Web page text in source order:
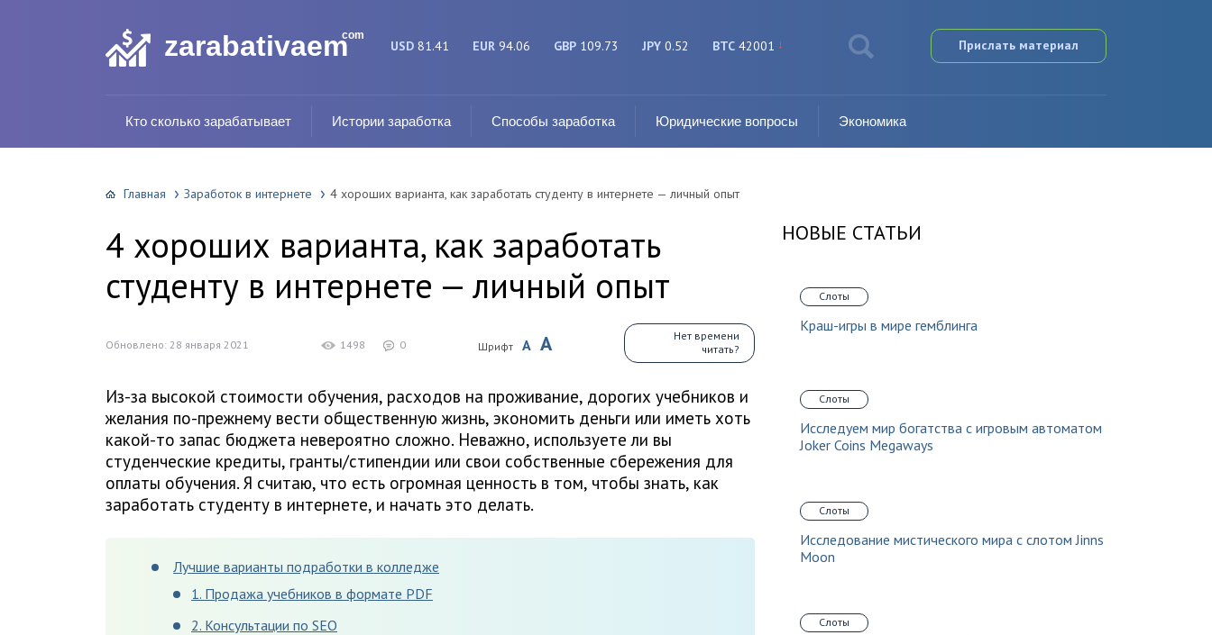
zarabativaemcom
USD 81.41 EUR 94.06 GBP 109.73 JPY 0.52 BTC 42001 Прислать материал
Кто сколько зарабатывает Истории заработка Способы заработка Юридические вопросы Экономика
Главная Заработок в интернете 4 хороших варианта, как заработать студенту в интернете — личный опыт
4 хороших варианта, как заработать
студенту в интернете — личный опыт
Обновлено: 28 января 2021 1498 0 Шрифт A A
Нет времени
читать?
Из-за высокой стоимости обучения, расходов на проживание, дорогих учебников и
желания по-прежнему вести общественную жизнь, экономить деньги или иметь хоть
какой-то запас бюджета невероятно сложно. Неважно, используете ли вы
студенческие кредиты, гранты/стипендии или свои собственные сбережения для
оплаты обучения. Я считаю, что есть огромная ценность в том, чтобы знать, как
заработать студенту в интернете, и начать это делать.
Лучшие варианты подработки в колледже
1. Продажа учебников в формате PDF
2. Консультации по SEO
НОВЫЕ СТАТЬИ
Слоты
Краш-игры в мире гемблинга
Слоты
Исследуем мир богатства с игровым автоматом
Joker Coins Megaways
Слоты
Исследование мистического мира с слотом Jinns
Moon
Слоты